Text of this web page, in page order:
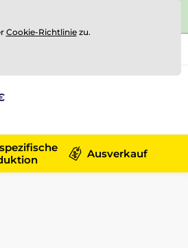
Ausverkauf
Cookie-Richtliniezu.